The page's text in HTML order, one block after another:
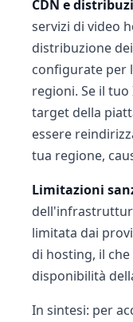
CDN e
servizi di video
distribuzione
configurate per
regioni. Se il
target della
essere
tua regione,
Limitazioni
limitata dai
di hosting, il
disponibilità
In sintesi: per